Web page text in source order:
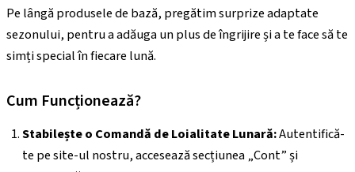
Pe lângă produsele de bază, pregătim surprize adaptate
sezonului, pentru a adăuga un plus de îngrijire și a te face să te
simți special în fiecare lună.
Cum Funcționează?
Stabilește o Comandă de Loialitate Lunară:Autentifică-
te pe site-ul nostru, accesează secțiunea „Cont” și